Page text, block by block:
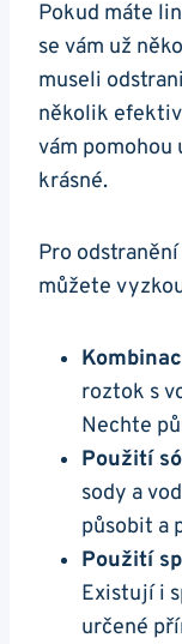
Pokud máte
se vám už
museli
několik
vám pomohou
krásné.
Pro
můžete
roztok s
Nechte
Použití
sody a
působit a
Použití
Existují i
určené